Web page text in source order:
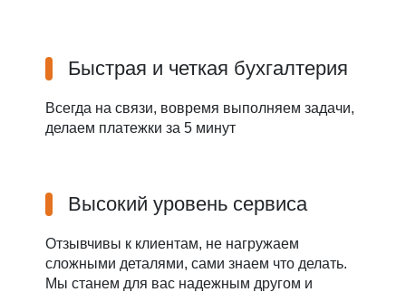
Быстрая и четкая бухгалтерия
Всегда на связи, вовремя выполняем задачи,
делаем платежки за 5 минут
Высокий уровень сервиса
Отзывчивы к клиентам, не нагружаем
сложными деталями, сами знаем что делать.
Мы станем для вас надежным другом и